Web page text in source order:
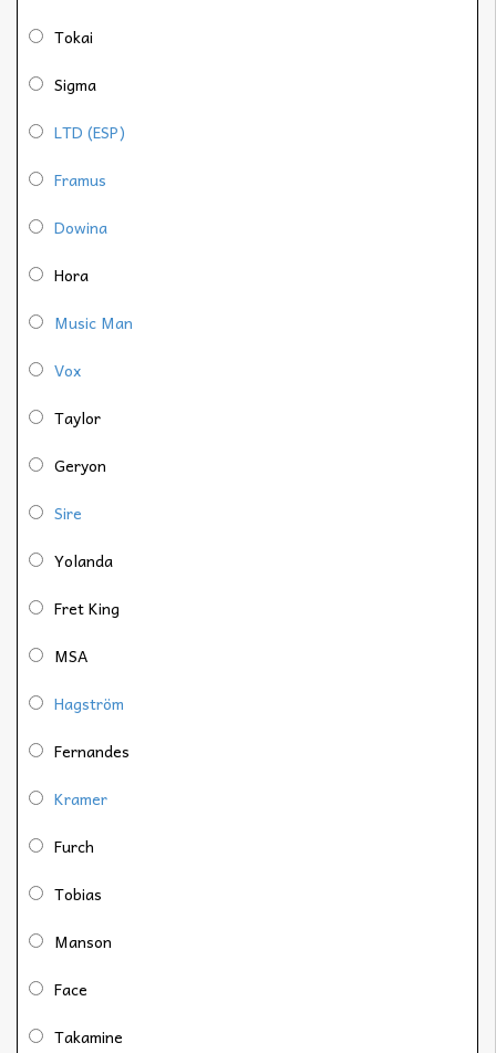
Tokai
Sigma
LTD (ESP)
Framus
Dowina
Hora
Music Man
Vox
Taylor
Geryon
Sire
Yolanda
Fret King
MSA
Hagström
Fernandes
Kramer
Furch
Tobias
Manson
Face
Takamine